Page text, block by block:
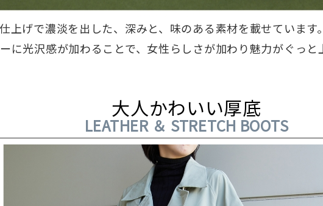
上げで濃淡を出した、深みと、味のある素材を載せていま
に光沢感が加わることで、女性らしさが加わり魅力がぐっと
大人かわいい厚底
LEATHER ＆ STRETCH BOOTS